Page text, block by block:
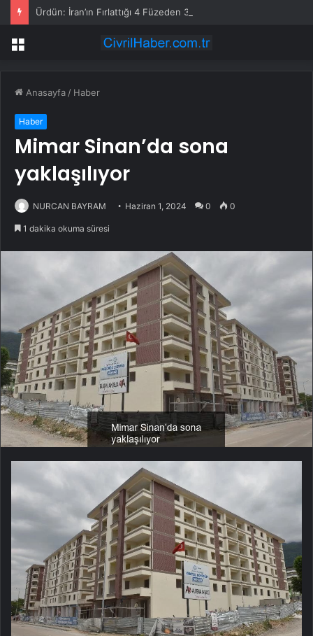
Menü
Anasayfa / Haber
Haber
Mimar Sinan’da sona
yaklaşılıyor
NURCAN BAYRAM Haziran 1, 2024 0 0
1 dakika okuma süresi